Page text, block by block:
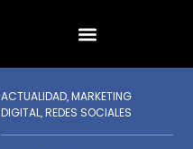
ACTUALIDAD, MARKETING
DIGITAL REDES SOCIALES